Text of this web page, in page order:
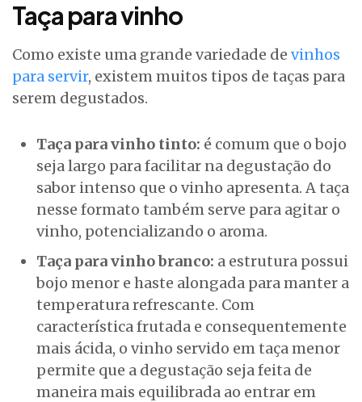
Taça para vinho
Como existe uma grande variedade de vinhos
para servir, existem muitos tipos de taças para
serem degustados.
Taça para vinho tinto: é comum que o bojo
seja largo para facilitar na degustação do
sabor intenso que o vinho apresenta. A taça
nesse formato também serve para agitar o
vinho, potencializando o aroma.
Taça para vinho branco: a estrutura possui
bojo menor e haste alongada para manter a
temperatura refrescante. Com
característica frutada e consequentemente
mais ácida, o vinho servido em taça menor
permite que a degustação seja feita de
maneira mais equilibrada ao entrar em